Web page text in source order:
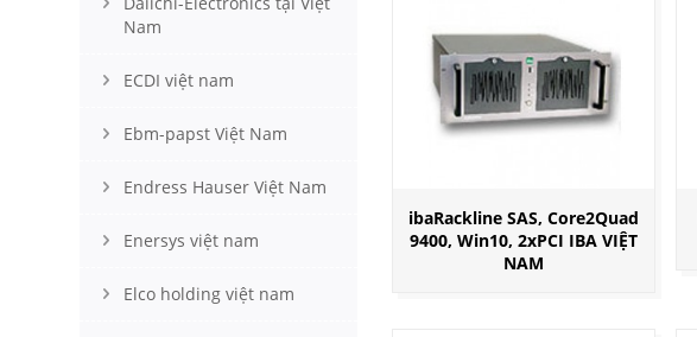
Nam
ECDI việt nam
Ebm-papst Việt Nam
Endress Hauser Việt Nam
Enersys việt nam
Elco holding việt nam
ibaRackline SAS, Core2Quad
9400, Win10, 2xPCI IBA VIỆT
NAM